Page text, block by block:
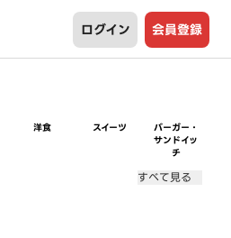
ログイン 会員登録
洋食 スイーツ
バーガー・
サンドイッ
チ
すべて見る